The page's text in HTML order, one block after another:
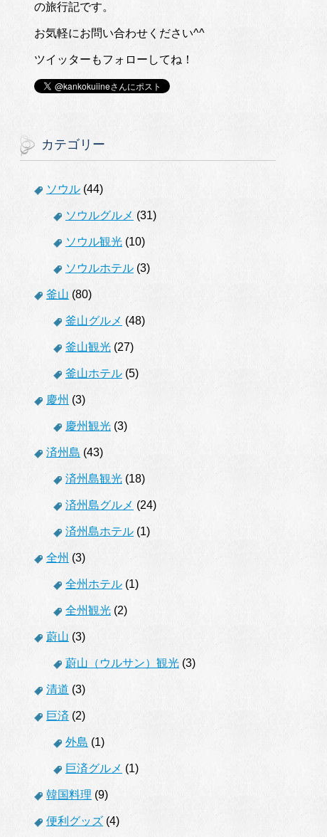
の旅行記です。
お気軽にお問い合わせください^^
ツイッターもフォローしてね！
カテゴリー
ソウル (44)
ソウルグルメ (31)
ソウル観光 (10)
ソウルホテル (3)
釜山 (80)
釜山グルメ (48)
釜山観光 (27)
釜山ホテル (5)
慶州 (3)
慶州観光 (3)
済州島 (43)
済州島観光 (18)
済州島グルメ (24)
済州島ホテル (1)
全州 (3)
全州ホテル (1)
全州観光 (2)
蔚山 (3)
蔚山（ウルサン）観光 (3)
清道 (3)
巨済 (2)
外島 (1)
巨済グルメ (1)
韓国料理 (9)
便利グッズ (4)